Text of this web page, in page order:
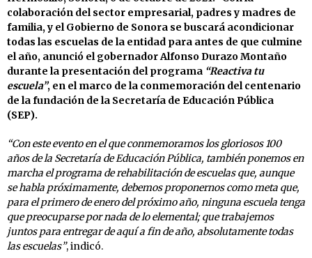
colaboración del sector empresarial, padres y madres de
familia, y el Gobierno de Sonora se buscará acondicionar
todas las escuelas de la entidad para antes de que culmine
el año, anunció el gobernador Alfonso Durazo Montaño
durante la presentación del programa “Reactiva tu
escuela”, en el marco de la conmemoración del centenario
de la fundación de la Secretaría de Educación Pública
(SEP).
“Con este evento en el que conmemoramos los gloriosos 100
años de la Secretaría de Educación Pública, también ponemos en
marcha el programa de rehabilitación de escuelas que, aunque
se habla próximamente, debemos proponernos como meta que,
para el primero de enero del próximo año, ninguna escuela tenga
que preocuparse por nada de lo elemental; que trabajemos
juntos para entregar de aquí a fin de año, absolutamente todas
las escuelas”, indicó.